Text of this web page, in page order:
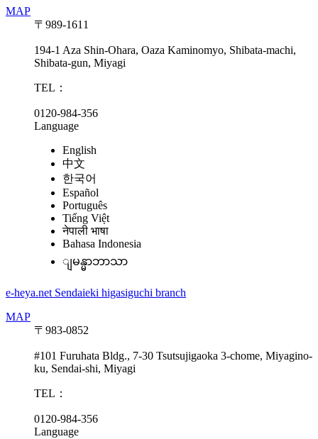
MAP
〒989-1611
194-1 Aza Shin-Ohara, Oaza Kaminomyo, Shibata-machi,
Shibata-gun, Miyagi
TEL：
0120-984-356
Language
English
中文
한국어
Español
Português
Tiếng Việt
नेपाली भाषा
Bahasa Indonesia
ျမန္မာဘာသာ
e-heya.net Sendaieki higasiguchi branch
MAP
〒983-0852
#101 Furuhata Bldg., 7-30 Tsutsujigaoka 3-chome, Miyagino-
ku, Sendai-shi, Miyagi
TEL：
0120-984-356
Language